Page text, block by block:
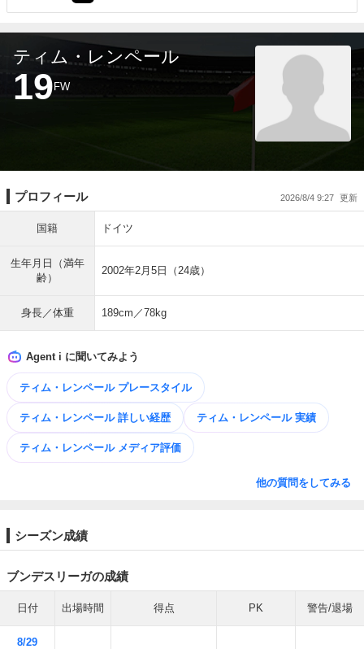
ティム・レンペール
19 FW
プロフィール 2026/8/4 9:27
国籍 ドイツ
生年月日（満年
齢）
2002年2月5日（24歳）
身長／体重 189cm／78kg
Agent i に聞いてみよう
ティム・レンペール プレースタイル
ティム・レンペール 詳しい経歴 ティム・レンペール 実績
ティム・レンペール メディア評価
他の質問をしてみる
シーズン成績
ブンデスリーガの成績
日付 出場時間 得点 PK 警告/退場
8/29